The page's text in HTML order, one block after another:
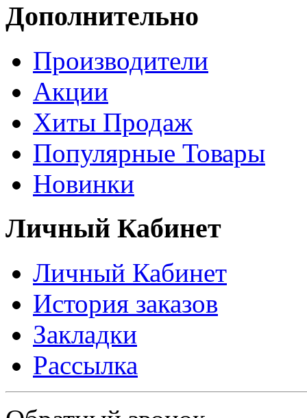
Дополнительно
Производители
Акции
Хиты Продаж
Популярные Товары
Новинки
Личный Кабинет
Личный Кабинет
История заказов
Закладки
Рассылка